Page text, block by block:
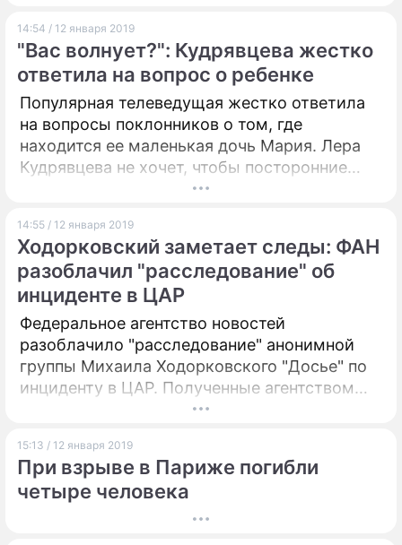
14:54 / 12 января 2019
"Вас волнует?": Кудрявцева жестко
ответила на вопрос о ребенке
Популярная телеведущая жестко ответила
на вопросы поклонников о том, где
находится ее маленькая дочь Мария. Лера
Кудрявцева не хочет, чтобы посторонние
люди вмешивались в ее жизнь.
14:55 / 12 января 2019
Ходорковский заметает следы: ФАН
разоблачил "расследование" об
инциденте в ЦАР
Федеральное агентство новостей
разоблачило "расследование" анонимной
группы Михаила Ходорковского "Досье" по
инциденту в ЦАР. Полученные агентством
материалы, подчеркивают в редакции,
Ходорковского – попытка переложить вину
за убийство российских журналистов на
невиновных.
15:13 / 12 января 2019
При взрыве в Париже погибли
четыре человека